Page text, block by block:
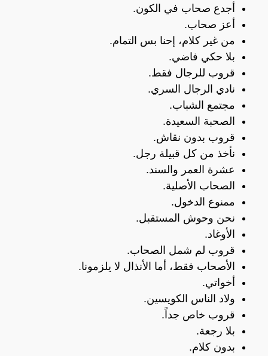
أجدع صحاب في الكون.
أعز صحاب.
من غير كلام، إحنا بس التمام.
بلا حكي فاضي.
قروب للرجال فقط.
نادي الرجال السري.
مجتمع الشباب.
الصحبة السعيدة.
قروب بدون نقاش.
نأخذ من كل قبيلة رجل.
عشرة العمر والسند.
الصحاب الأصلية.
ممنوع الدخول.
نحن وحوش المستقبل.
الأوغاد.
قروب لم شمل الصحاب.
الأصحاب فقط، أما الأنذال لا يلزمونا.
أخواتي.
ولاد الناس الكويسين.
قروب خاص جداً.
بلا رجعة.
بدون كلام.